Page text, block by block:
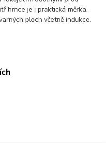
hrnce je i praktická měrka.
ploch včetně indukce.